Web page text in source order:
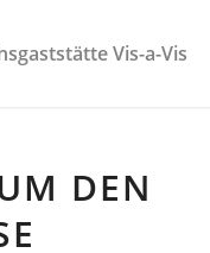
Vis-a-Vis
DEN